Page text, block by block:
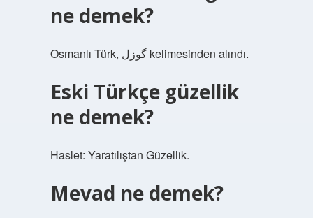
ne demek?
Osmanlı Türk, گوزل kelimesinden alındı.
Eski Türkçe güzellik
ne demek?
Haslet: Yaratılıştan Güzellik.
Mevad ne demek?